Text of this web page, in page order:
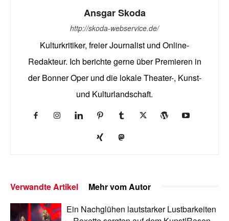
Ansgar Skoda
http://skoda-webservice.de/
Kulturkritiker, freier Journalist und Online-
Redakteur. Ich berichte gerne über Premieren in
der Bonner Oper und die lokale Theater-, Kunst-
und Kulturlandschaft.
Verwandte Artikel Mehr vom Autor
Ein Nachglühen lautstarker Lustbarkeiten